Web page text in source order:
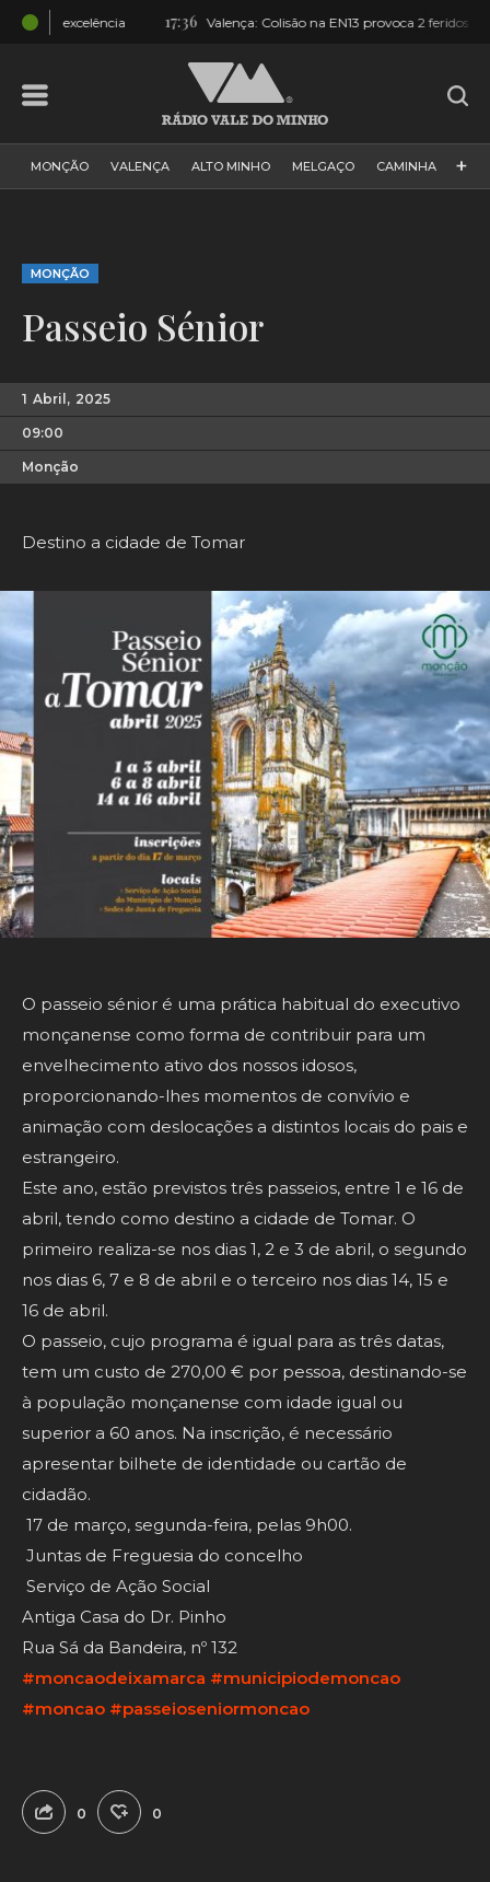
17:36 Valença: Colisão na EN13 provoca 2 feridos 17:08 Vítor
MONÇÃO VALENÇA ALTO MINHO MELGAÇO CAMINHA
VALE DO MINHO MINHO MUNDO
VILA PRAIA DE ÂNCORA
+
MONÇÃO
Passeio Sénior
1 Abril, 2025
09:00
Monção
Destino a cidade de Tomar
O passeio sénior é uma prática habitual do executivo
monçanense como forma de contribuir para um
envelhecimento ativo dos nossos idosos,
proporcionando-lhes momentos de convívio e
animação com deslocações a distintos locais do pais e
estrangeiro.
Este ano, estão previstos três passeios, entre 1 e 16 de
abril, tendo como destino a cidade de Tomar. O
primeiro realiza-se nos dias 1, 2 e 3 de abril, o segundo
nos dias 6, 7 e 8 de abril e o terceiro nos dias 14, 15 e
16 de abril.
O passeio, cujo programa é igual para as três datas,
tem um custo de 270,00 € por pessoa, destinando-se
à população monçanense com idade igual ou
superior a 60 anos. Na inscrição, é necessário
apresentar bilhete de identidade ou cartão de
cidadão.
17 de março, segunda-feira, pelas 9h00.
Juntas de Freguesia do concelho
Serviço de Ação Social
Antiga Casa do Dr. Pinho
Rua Sá da Bandeira, nº 132
#moncaodeixamarca #municipiodemoncao
#moncao #passeioseniormoncao
0 0